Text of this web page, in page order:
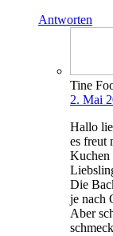
Antworten
Tine
2. Mai
Hal­lo
es freut
Kuchen
Die
je nach
Aber